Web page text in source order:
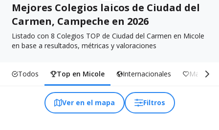
Mejores Colegios laicos de Ciudad del
Carmen, Campeche en 2026
Listado con 8 Colegios TOP de Ciudad del Carmen en Micole
en base a resultados, métricas y valoraciones
Todos Top en Micole Internacionales Más
Ver en el mapa Filtros